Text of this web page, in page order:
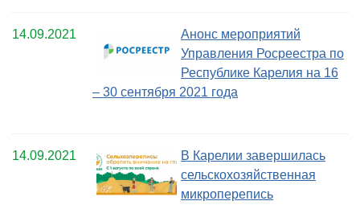
14.09.2021
Анонс мероприятий
Управления Росреестра по
Республике Карелия на 16
– 30 сентября 2021 года
14.09.2021
В Карелии завершилась
сельскохозяйственная
микроперепись